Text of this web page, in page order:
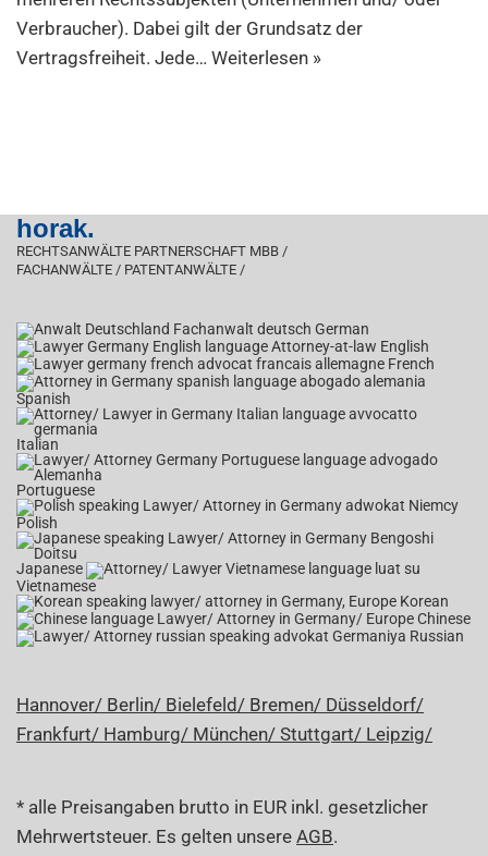
Verbraucher). Dabei gilt der Grundsatz der
Vertragsfreiheit. Jede… Weiterlesen »
horak.
RECHTSANWÄLTE PARTNERSCHAFT MBB /
FACHANWÄLTE / PATENTANWÄLTE /
German
English
French
Spanish
Italian
Portuguese
Polish
Japanese
Vietnamese
Korean
Chinese
Russian
Hannover/ Berlin/ Bielefeld/ Bremen/ Düsseldorf/
Frankfurt/ Hamburg/ München/ Stuttgart/ Leipzig/
* alle Preisangaben brutto in EUR inkl. gesetzlicher
Mehrwertsteuer. Es gelten unsere AGB.